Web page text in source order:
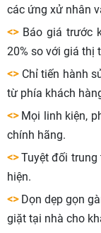
các ứng xử nhân
<> Báo giá trước
20% so với giá thị
<> Chỉ tiến hành
từ phía khách
<> Mọi linh kiện,
chính hãng.
<>Tuyệt đối
hiện.
<> Dọn dẹp gọn
giặt tại nhà cho